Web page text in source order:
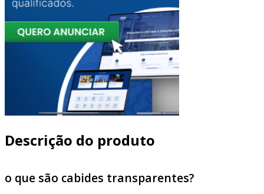
Descrição do produto
o que são cabides transparentes?